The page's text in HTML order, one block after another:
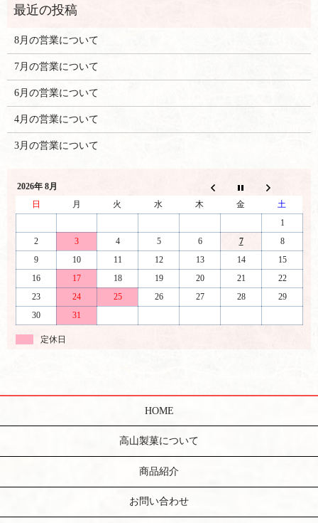
8月の営業について
7月の営業について
6月の営業について
4月の営業について
3月の営業について
2026年 8月
日
月 火 水 木 金
土
1
2
3 4 5 6 7
8
9
10 11 12 13 14
15
16
17 18 19 20 21
22
23
24 25 26 27 28
29
30
31
定休日
HOME
高山製菓について
商品紹介
お問い合わせ